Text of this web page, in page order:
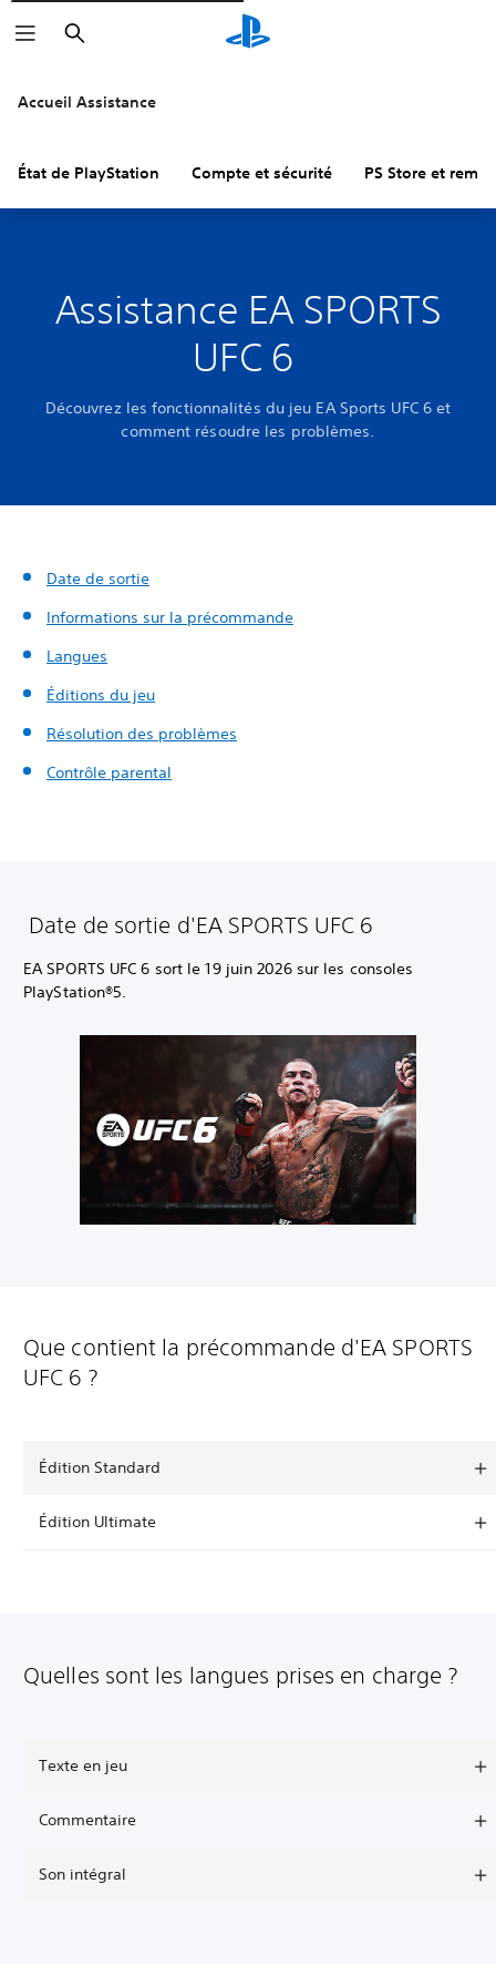
Rechercher
Accueil Assistance
État de PlayStation Compte et sécurité PS Store et
Assistance EA SPORTS
UFC 6
Découvrez les fonctionnalités du jeu EA Sports UFC 6 et
comment résoudre les problèmes.
Date de sortie
Informations sur la précommande
Langues
Éditions du jeu
Résolution des problèmes
Contrôle parental
Date de sortie d'EA SPORTS UFC 6
EA SPORTS UFC 6 sort le 19 juin 2026 sur les consoles
PlayStation®5.
Que contient la précommande d'EA SPORTS
UFC 6 ?
Édition Standard
Édition Ultimate
Quelles sont les langues prises en charge ?
Texte en jeu
Commentaire
Son intégral